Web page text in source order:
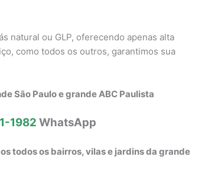
natural ou GLP, oferecendo apenas alta
como todos os outros, garantimos sua
São Paulo e grande ABC Paulista
1982 WhatsApp
todos os bairros, vilas e jardins da grande